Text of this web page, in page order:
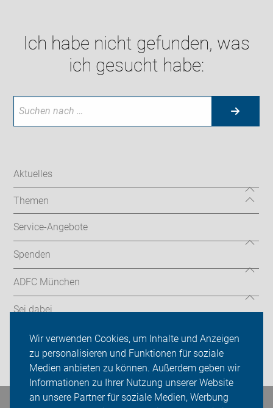
Wir verwenden Cookies, um Inhalte und Anzeigen
zu personalisieren und Funktionen für soziale
Medien anbieten zu können. Außerdem geben wir
Informationen zu Ihrer Nutzung unserer Website
an unsere Partner für soziale Medien, Werbung
Ich habe nicht gefunden, was
ich gesucht habe:
Aktuelles
Themen
Service-Angebote
Spenden
ADFC München
Sei dabei
Presse
Login